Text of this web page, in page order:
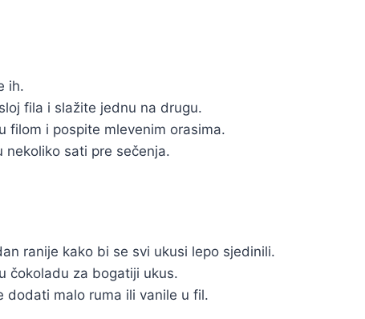
ih.
fila i slažite jednu na drugu.
filom i pospite mlevenim orasima.
sati pre sečenja.
ranije kako bi se svi ukusi lepo sjedinili.
čokoladu za bogatiji ukus.
dodati malo ruma ili vanile u fil.